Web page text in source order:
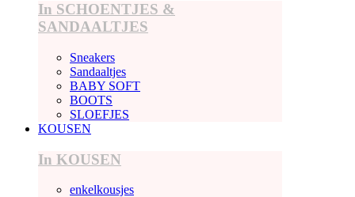
In SCHOENTJES &
SANDAALTJES
Sneakers
Sandaaltjes
BABY SOFT
BOOTS
SLOEFJES
KOUSEN
In KOUSEN
enkelkousjes